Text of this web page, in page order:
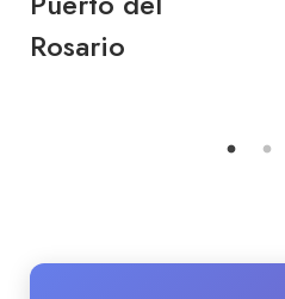
Rosario